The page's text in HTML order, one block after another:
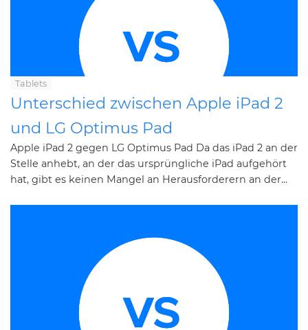
Tablets
Unterschied zwischen Apple iPad 2
und LG Optimus Pad
Apple iPad 2 gegen LG Optimus Pad Da das iPad 2 an der
Stelle anhebt, an der das ursprüngliche iPad aufgehört
hat, gibt es keinen Mangel an Herausforderern an der...